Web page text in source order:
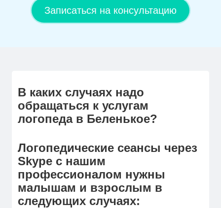
Записаться на консультацию
В каких случаях надо
обращаться к услугам
логопеда в Беленькое?
Логопедические сеансы через
Skype с нашим
профессионалом нужны
малышам и взрослым в
следующих случаях: